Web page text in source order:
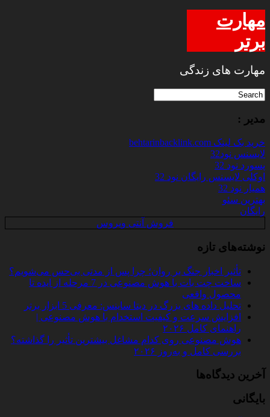
مهارت
برتر
مهارت های زندگی
مدیر :
خرید بک لینک behtarinbacklink.com
لایسنس نود32
پسورد نود 32
اوکلی لایسنس رایگان نود 32
همیار نود 32
بهترین سئو
رایگان
فروش آنتی ویروس
نوشته‌های تازه
تأثیر اخبار جنگ بر روان؛ چرا پس از مدتی بی‌حس می‌شویم؟
ساخت چت‌ بات با هوش مصنوعی در 7 مرحله از ایده تا
محصول واقعی
تحلیل داده‌ های بزرگ در دیتا ساینس: معرفی 5 ابزار برتر
افزایش سرعت و کیفیت استخدام با هوش مصنوعی |
راهنمای کامل ۲۰۲۶
هوش مصنوعی روی کدام مشاغل بیشترین تأثیر را گذاشته؟
بررسی کامل و به‌روز ۲۰۲۶
آخرین دیدگاه‌ها
بایگانی